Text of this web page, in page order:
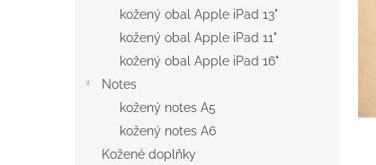
kožený obal Apple iPad 13"
kožený obal Apple iPad 11"
kožený obal Apple iPad 16"
Notes
kožený notes A5
kožený notes A6
Kožené doplňky